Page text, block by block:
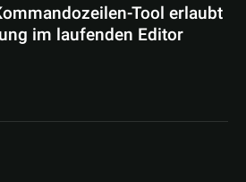
Tool erlaubt
im laufenden Editor